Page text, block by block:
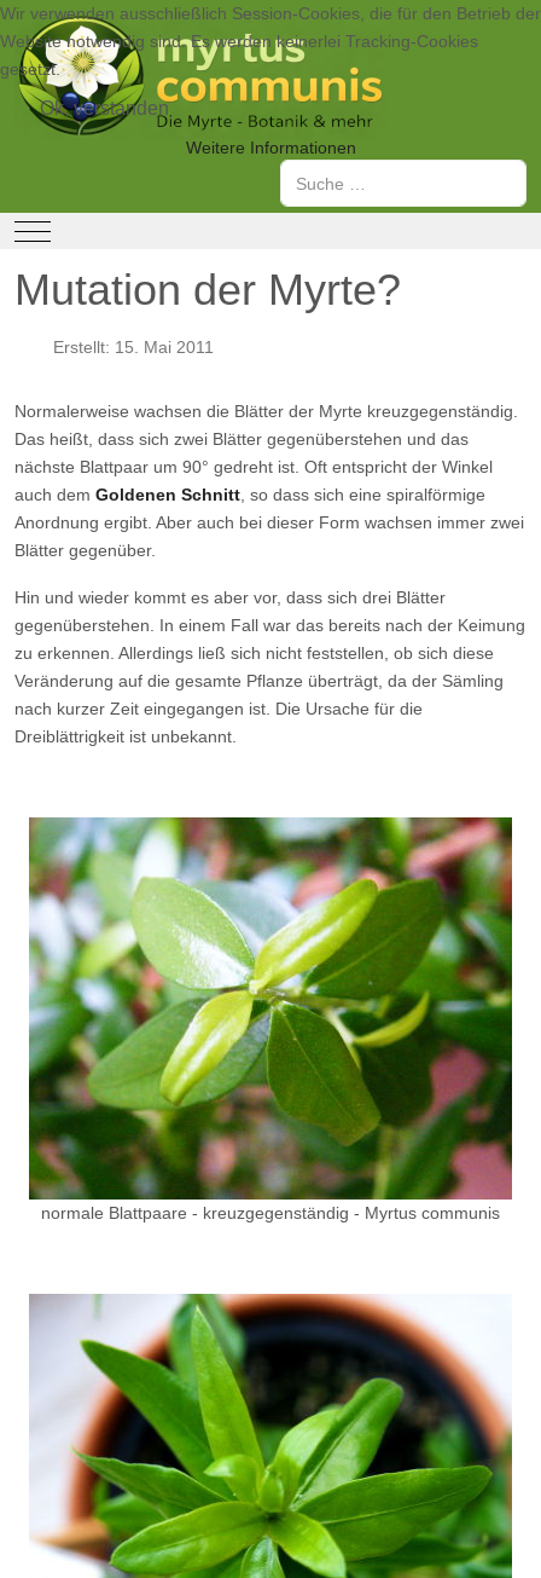
Suchen
Mobile Menu Toggle
Mutation der Myrte?
Erstellt: 15. Mai 2011
Normalerweise wachsen die Blätter der Myrte kreuzgegenständig.
Das heißt, dass sich zwei Blätter gegenüberstehen und das
nächste Blattpaar um 90° gedreht ist. Oft entspricht der Winkel
auch dem Goldenen Schnitt , so dass sich eine spiralförmige
Anordnung ergibt. Aber auch bei dieser Form wachsen immer zwei
Blätter gegenüber.
Hin und wieder kommt es aber vor, dass sich drei Blätter
gegenüberstehen. In einem Fall war das bereits nach der Keimung
zu erkennen. Allerdings ließ sich nicht feststellen, ob sich diese
Veränderung auf die gesamte Pflanze überträgt, da der Sämling
nach kurzer Zeit eingegangen ist. Die Ursache für die
Dreiblättrigkeit ist unbekannt.
normale Blattpaare - kreuzgegenständig - Myrtus communis
Wir verwenden ausschließlich Session-Cookies, die für den Betrieb der
Website notwendig sind. Es werden keinerlei Tracking-Cookies
gesetzt.
Ok, verstanden
Weitere Informationen